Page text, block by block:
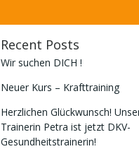
Recent Posts
Wir suchen DICH !
Neuer Kurs – Krafttraining
Herzlichen Glückwunsch!
Trainerin Petra ist jetzt DKV-
Gesundheitstrainerin!